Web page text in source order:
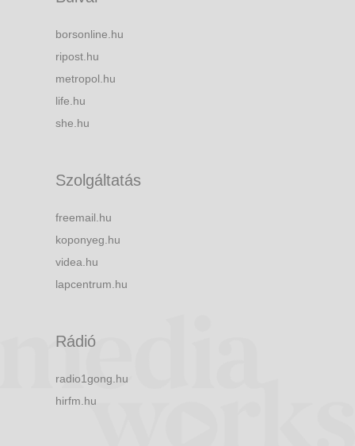
borsonline.hu
ripost.hu
metropol.hu
life.hu
she.hu
Szolgáltatás
freemail.hu
koponyeg.hu
videa.hu
lapcentrum.hu
Rádió
radio1gong.hu
hirfm.hu